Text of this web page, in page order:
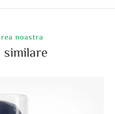
noastra
similare